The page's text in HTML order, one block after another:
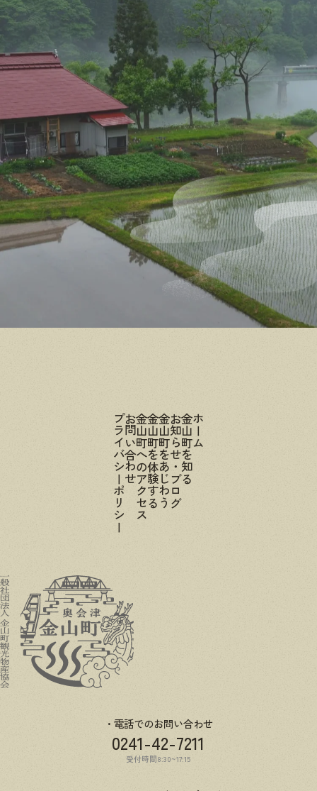
ホーム
金山町を知る
お知らせ・ブログ
金山町をあじわう
金山町を体験する
金山町へのアクセス
お問い合わせ
プライバシーポリシー
電話でのお問い合わせ
0241-42-7211
受付時間8:30~17:15